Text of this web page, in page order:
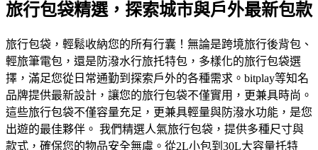
旅行包袋精選，探索城市與戶外最新包款
旅行包袋，輕鬆收納您的所有行囊！無論是跨境旅行後背包、
輕旅筆電包，還是防潑水行旅托特包，多樣化的旅行包袋選
擇，滿足您從日常通勤到探索戶外的各種需求。bitplay等知名
品牌提供最新設計，讓您的旅行包袋不僅實用，更兼具時尚。
這些旅行包袋不僅容量充足，更兼具輕量與防潑水功能，是您
出遊的最佳夥伴。 我們精選人氣旅行包袋，提供多種尺寸與
款式，確保您的物品安全無虞。從2L小包到30L大容量托特